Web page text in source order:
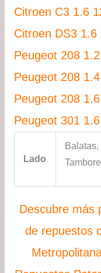
Citroen C3 1.6
Citroen DS3 1.6
Peugeot 208
Peugeot 208
Peugeot 208
Peugeot 301
Lado
Descubre más
de repuestos